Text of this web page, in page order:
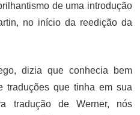
de uma introdução
no início da reedição da
dizia que conhecia bem
traduções que tinha em sua
tradução de Werner, nós